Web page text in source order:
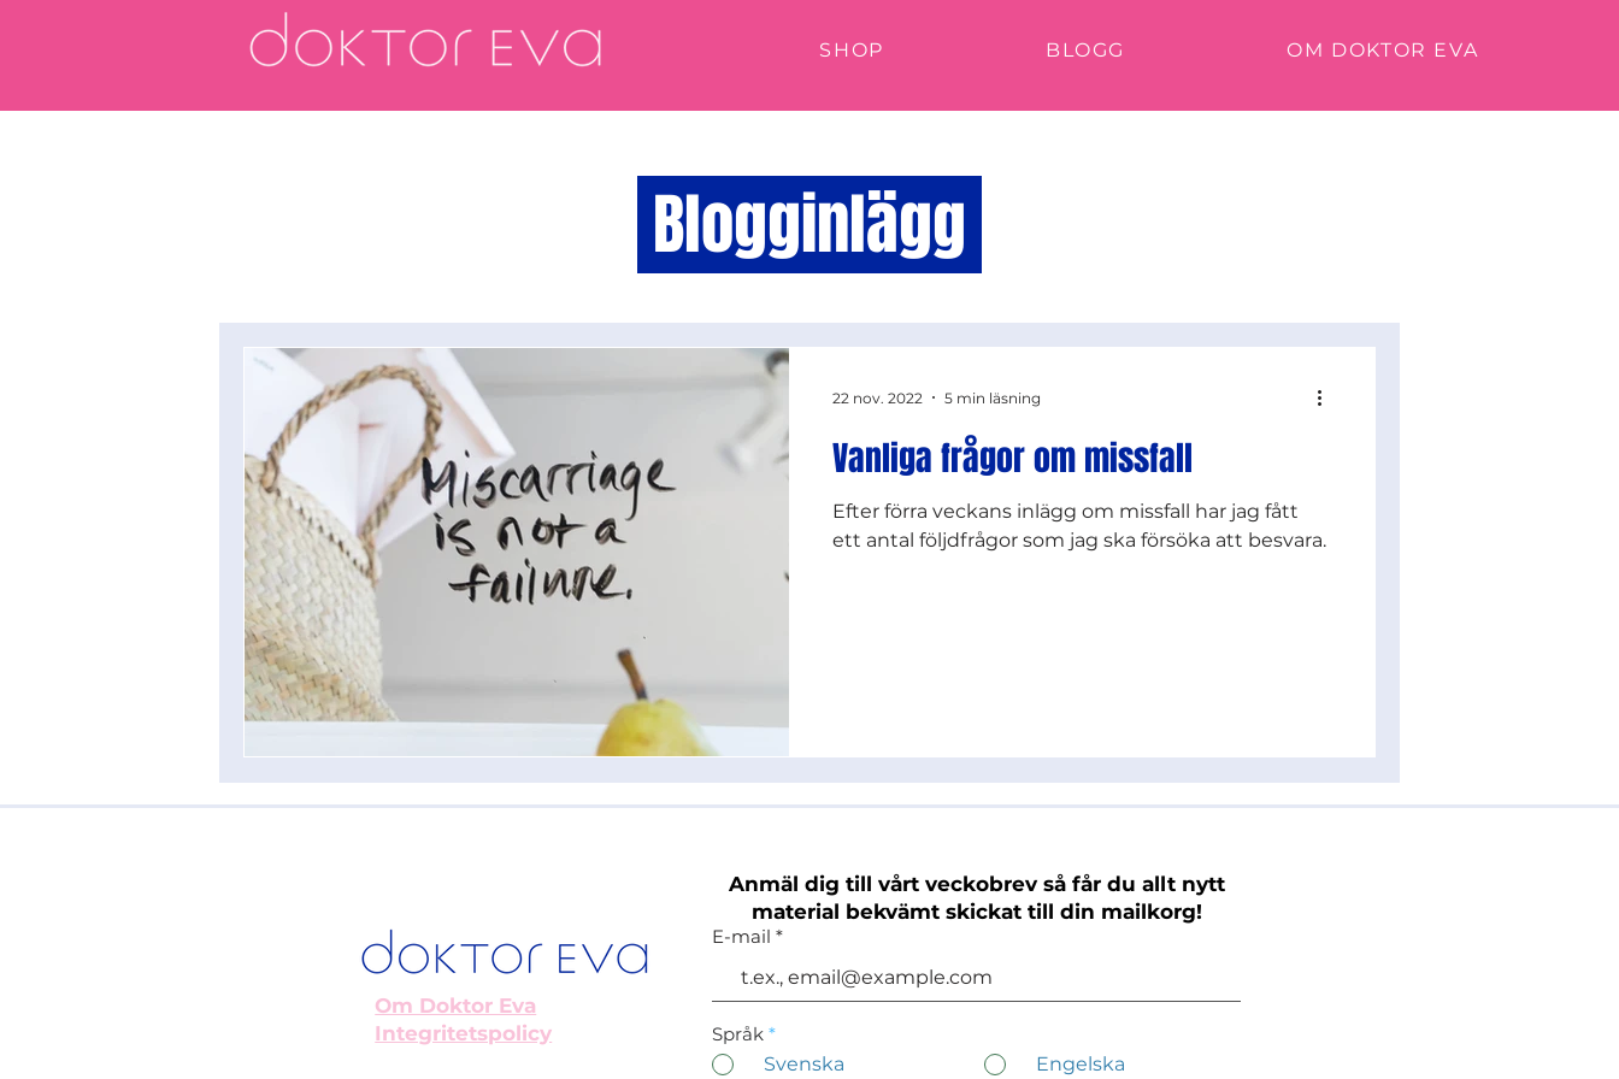
SHOP BLOGG OM DOKTOR EVA
Blogginlägg
Vanliga frågor om missfall
Efter förra veckans inlägg om missfall har jag fått
ett antal följdfrågor som jag ska försöka att besvara.
22 nov. 2022 5 min läsning
Om Doktor Eva
Integritetspolicy
Anmäl dig till vårt veckobrev så får du allt nytt
material bekvämt skickat till din mailkorg!
E-mail
Språk *
Svenska
Engelska